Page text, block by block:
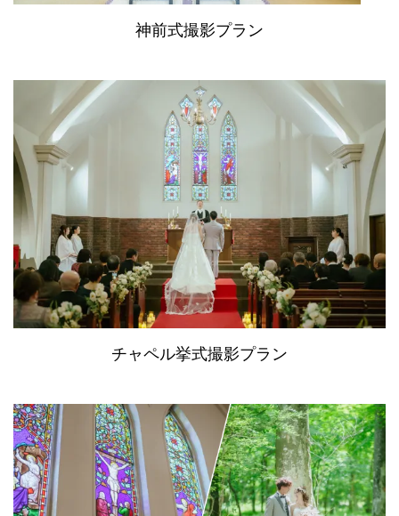
神前式撮影プラン
チャペル挙式撮影プラン